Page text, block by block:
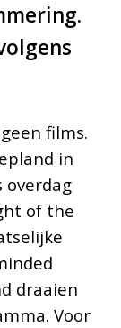
films.
in
overdag
of the
draaien
Voor